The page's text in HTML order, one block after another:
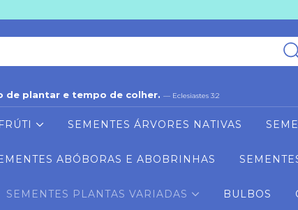
de plantar e tempo de colher. — Eclesiastes 3:2
SEMENTES ÁRVORES NATIVAS
ABÓBORAS E ABOBRINHAS
SEMENTES PLANTAS VARIADAS BULBOS